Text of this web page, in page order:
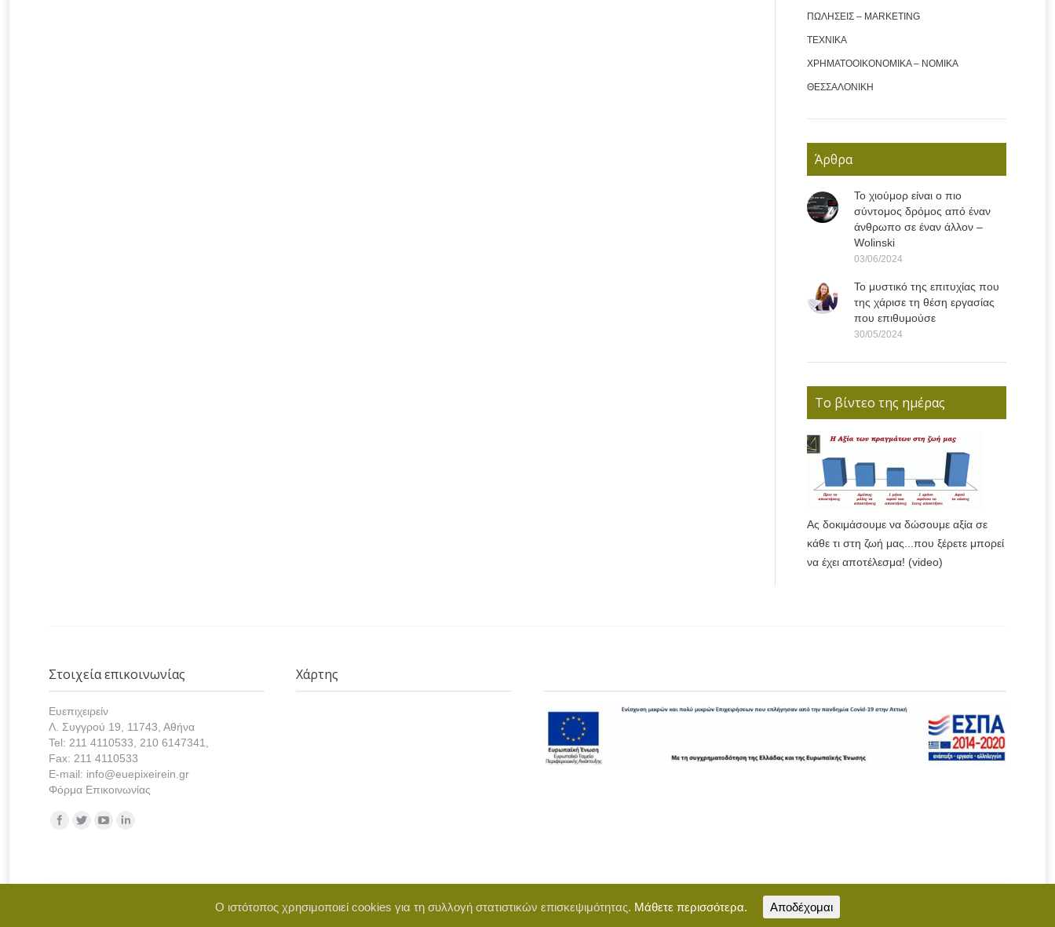
ΠΩΛΗΣΕΙΣ – MARKETING
ΤΕΧΝΙΚΑ
ΧΡΗΜΑΤΟΟΙΚΟΝΟΜΙΚΑ – ΝΟΜΙΚΑ
ΘΕΣΣΑΛΟΝΙΚΗ
Άρθρα
Το χιούμορ είναι ο πιο
σύντομος δρόμος από έναν
άνθρωπο σε έναν άλλον –
Wolinski
03/06/2024
Το μυστικό της επιτυχίας που
της χάρισε τη θέση εργασίας
που επιθυμούσε
30/05/2024
Το βίντεο της ημέρας
Ας δοκιμάσουμε να δώσουμε αξία σε
κάθε τι στη ζωή μας...που ξέρετε μπορεί
να έχει αποτέλεσμα! (video)
Στοιχεία επικοινωνίας
Ευεπιχειρείν
Λ. Συγγρού 19, 11743, Αθήνα
Tel: 211 4110533, 210 6147341,
Fax: 211 4110533
E-mail: info@euepixeirein.gr
Φόρμα Επικοινωνίας
Find us on:
Χάρτης
Copyright © 2021 euepixeirein.gr | Developed by BigWebTheory
Ο ιστότοπος χρησιμοποιεί cookies για τη συλλογή στατιστικών επισκεψιμότητας. Μάθετε περισσότερα. Αποδέχομαι